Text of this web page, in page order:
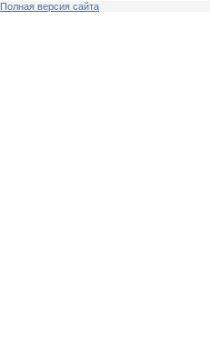
Полная версия сайта